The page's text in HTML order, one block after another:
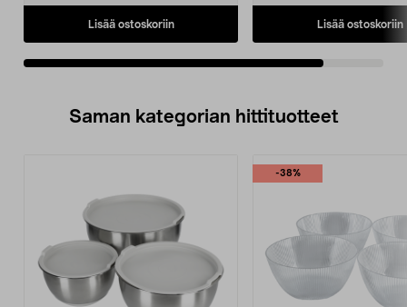
Lisää ostoskoriin Lisää ostoskoriin
Saman kategorian hittituotteet
-38%